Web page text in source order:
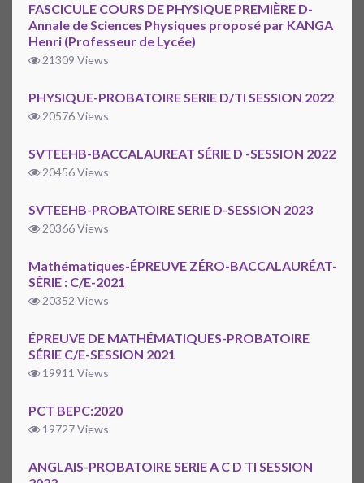
FASCICULE COURS DE PHYSIQUE PREMIÈRE D-
Annale de Sciences Physiques proposé par KANGA
Henri (Professeur de Lycée)
21309 Views
PHYSIQUE-PROBATOIRE SERIE D/TI SESSION 2022
20576 Views
SVTEEHB-BACCALAUREAT SÉRIE D -SESSION 2022
20456 Views
SVTEEHB-PROBATOIRE SERIE D-SESSION 2023
20366 Views
Mathématiques-ÉPREUVE ZÉRO-BACCALAURÉAT-
SÉRIE : C/E-2021
20352 Views
ÉPREUVE DE MATHÉMATIQUES-PROBATOIRE
SÉRIE C/E-SESSION 2021
19911 Views
PCT BEPC:2020
19727 Views
ANGLAIS-PROBATOIRE SERIE A C D TI SESSION